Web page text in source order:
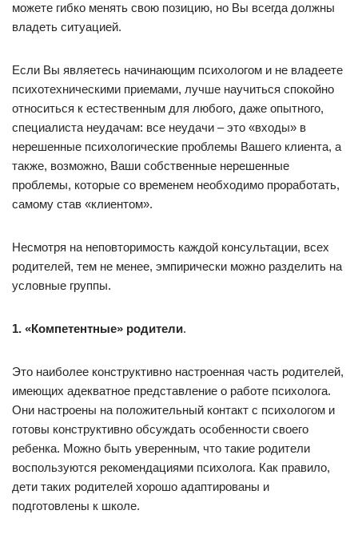
можете гибко менять свою позицию, но Вы всегда должны
владеть ситуацией.
Если Вы являетесь начинающим психологом и не владеете
психотехническими приемами, лучше научиться спокойно
относиться к естественным для любого, даже опытного,
специалиста неудачам: все неудачи – это «входы» в
нерешенные психологические проблемы Вашего клиента, а
также, возможно, Ваши собственные нерешенные
проблемы, которые со временем необходимо проработать,
самому став «клиентом».
Несмотря на неповторимость каждой консультации, всех
родителей, тем не менее, эмпирически можно разделить на
условные группы.
1. «Компетентные» родители.
Это наиболее конструктивно настроенная часть родителей,
имеющих адекватное представление о работе психолога.
Они настроены на положительный контакт с психологом и
готовы конструктивно обсуждать особенности своего
ребенка. Можно быть уверенным, что такие родители
воспользуются рекомендациями психолога. Как правило,
дети таких родителей хорошо адаптированы и
подготовлены к школе.